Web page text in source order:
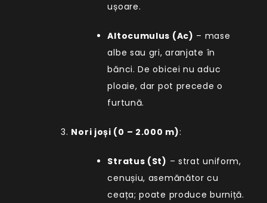
ușoare.
Altocumulus (Ac) – mase
albe sau gri, aranjate în
bănci. De obicei nu aduc
ploaie, dar pot precede o
furtună.
Nori joși (0 – 2.000 m):
Stratus (St) – strat uniform,
cenușiu, asemănător cu
ceața; poate produce burniță.